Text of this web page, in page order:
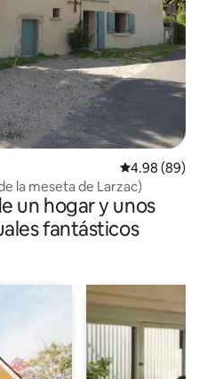
Calificación
4.98 (89)
la Chouette (sur de la meseta de Larzac)
un hogar y unos
fantásticos